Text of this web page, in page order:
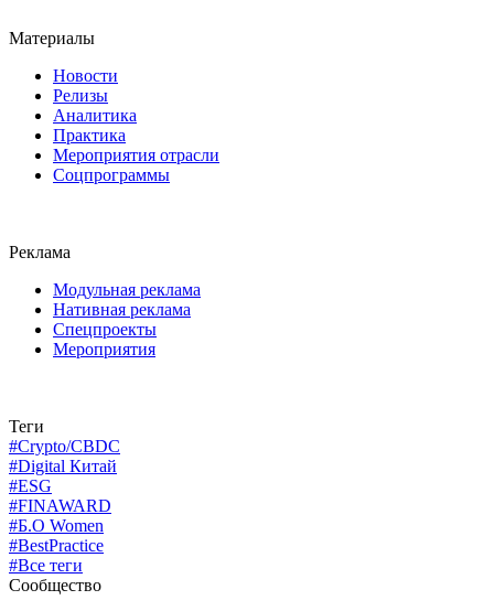
Материалы
Новости
Релизы
Аналитика
Практика
Мероприятия отрасли
Соцпрограммы
Реклама
Модульная реклама
Нативная реклама
Спецпроекты
Мероприятия
Теги
#Crypto/CBDC
#Digital Китай
#ESG
#FINAWARD
#Б.О Women
#BestPractice
#Все теги
Сообщество